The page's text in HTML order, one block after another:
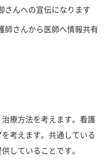
さんへの宣伝になります
師さんから医師へ情報共有
療方法を考えます。看護
考えます。共通している
していることです。